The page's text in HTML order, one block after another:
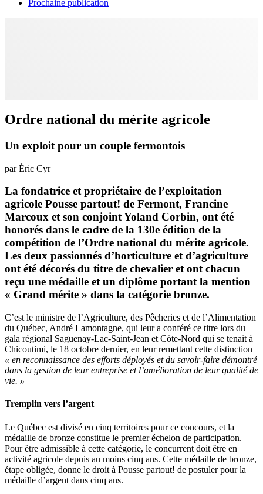
Prochaine publication
Ordre national du mérite agricole
Un exploit pour un couple fermontois
par Éric Cyr
La fondatrice et propriétaire de l’exploitation
agricole Pousse partout! de Fermont, Francine
Marcoux et son conjoint Yoland Corbin, ont été
honorés dans le cadre de la 130e édition de la
compétition de l’Ordre national du mérite agricole.
Les deux passionnés d’horticulture et d’agriculture
ont été décorés du titre de chevalier et ont chacun
reçu une médaille et un diplôme portant la mention
« Grand mérite » dans la catégorie bronze.
C’est le ministre de l’Agriculture, des Pêcheries et de l’Alimentation
du Québec, André Lamontagne, qui leur a conféré ce titre lors du
gala régional Saguenay-Lac-Saint-Jean et Côte-Nord qui se tenait à
Chicoutimi, le 18 octobre dernier, en leur remettant cette distinction
« en reconnaissance des efforts déployés et du savoir-faire démontré
dans la gestion de leur entreprise et l’amélioration de leur qualité de
vie. »
Tremplin vers l’argent
Le Québec est divisé en cinq territoires pour ce concours, et la
médaille de bronze constitue le premier échelon de participation.
Pour être admissible à cette catégorie, le concurrent doit être en
activité agricole depuis au moins cinq ans. Cette médaille de bronze,
étape obligée, donne le droit à Pousse partout! de postuler pour la
médaille d’argent dans cinq ans.